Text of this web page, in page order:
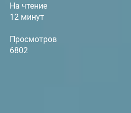
На чтение
12 минут
Просмотров
6802